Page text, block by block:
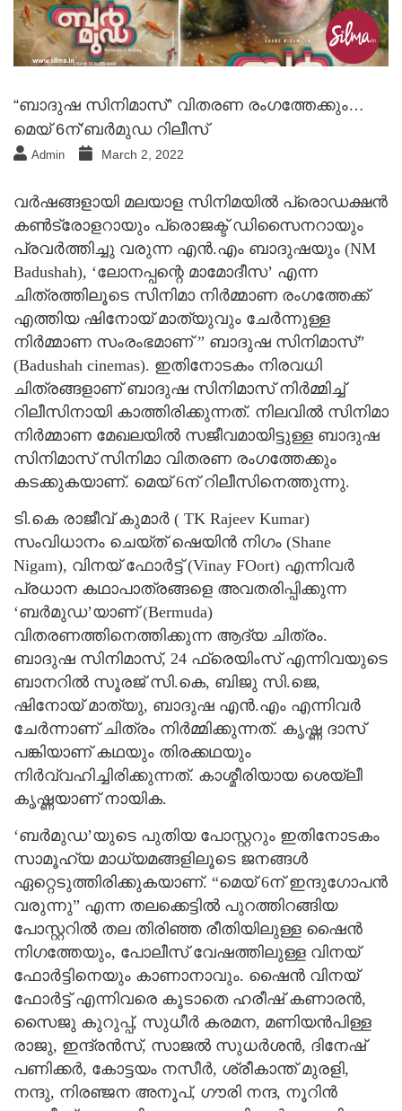
“ബാദുഷ സിനിമാസ്” വിതരണ രംഗത്തേക്കും…
മെയ് 6ന്’ബർമുഡ റിലീസ്
Admin March 2, 2022
വർഷങ്ങളായി മലയാള സിനിമയിൽ പ്രൊഡക്ഷൻ
കൺട്രോളറായും പ്രൊജക്ട് ഡിസൈനറായും
പ്രവർത്തിച്ചു വരുന്ന എൻ.എം ബാദുഷയും (NM
Badushah), ‘ലോനപ്പന്റെ മാമോദീസ’ എന്ന
ചിത്രത്തിലൂടെ സിനിമാ നിർമ്മാണ രംഗത്തേക്ക്
എത്തിയ ഷിനോയ് മാത്യുവും ചേർന്നുള്ള
നിർമ്മാണ സംരംഭമാണ് ” ബാദുഷ സിനിമാസ്”
(Badushah cinemas). ഇതിനോടകം നിരവധി
ചിത്രങ്ങളാണ് ബാദുഷ സിനിമാസ് നിർമ്മിച്ച്
റിലീസിനായി കാത്തിരിക്കുന്നത്. നിലവിൽ സിനിമാ
നിർമ്മാണ മേഖലയിൽ സജീവമായിട്ടുള്ള ബാദുഷ
സിനിമാസ് സിനിമാ വിതരണ രംഗത്തേക്കും
കടക്കുകയാണ്. മെയ്‌ 6ന് റിലീസിനെത്തുന്നു.
ടി.കെ രാജീവ് കുമാർ ( TK Rajeev Kumar)
സംവിധാനം ചെയ്ത് ഷെയിൻ നിഗം (Shane
Nigam), വിനയ് ഫോർട്ട്‌ (Vinay FOort) എന്നിവർ
പ്രധാന കഥാപാത്രങ്ങളെ അവതരിപ്പിക്കുന്ന
‘ബർമുഡ’യാണ് (Bermuda)
വിതരണത്തിനെത്തിക്കുന്ന ആദ്യ ചിത്രം.
ബാദുഷ സിനിമാസ്, 24 ഫ്രെയിംസ് എന്നിവയുടെ
ബാനറിൽ സൂരജ് സി.കെ, ബിജു സി.ജെ,
ഷിനോയ് മാത്യു, ബാദുഷ എൻ.എം എന്നിവർ
ചേർന്നാണ് ചിത്രം നിർമ്മിക്കുന്നത്. കൃഷ്ണ ദാസ്
പങ്കിയാണ് കഥയും തിരക്കഥയും
നിർവ്വഹിച്ചിരിക്കുന്നത്. കാശ്മീരിയായ ശെയ്‌ലീ
കൃഷ്ണയാണ് നായിക.
‘ബർമുഡ’യുടെ പുതിയ പോസ്റ്ററും ഇതിനോടകം
സാമൂഹ്യ മാധ്യമങ്ങളിലൂടെ ജനങ്ങൾ
ഏറ്റെടുത്തിരിക്കുകയാണ്. “മെയ്‌ 6ന് ഇന്ദുഗോപൻ
വരുന്നു” എന്ന തലക്കെട്ടിൽ പുറത്തിറങ്ങിയ
പോസ്റ്ററിൽ തല തിരിഞ്ഞ രീതിയിലുള്ള ഷൈൻ
നിഗത്തേയും, പോലീസ് വേഷത്തിലുള്ള വിനയ്
ഫോർട്ടിനെയും കാണാനാവും. ഷൈൻ വിനയ്
ഫോർട്ട്‌ എന്നിവരെ കൂടാതെ ഹരീഷ് കണാരന്‍,
സൈജു കുറുപ്പ്, സുധീര്‍ കരമന, മണിയന്‍പിള്ള
രാജു, ഇന്ദ്രന്‍സ്, സാജൽ സുധര്‍ശന്‍, ദിനേഷ്
പണിക്കര്‍, കോട്ടയം നസീര്‍, ശ്രീകാന്ത് മുരളി,
നന്ദു, നിരഞ്ജന അനൂപ്, ഗൗരി നന്ദ, നൂറിന്‍